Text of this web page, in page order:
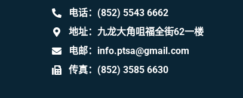
电话：(852) 5543 6662
地址：九龙大角咀福全街62一楼
电邮：info.ptsa@gmail.com
传真：(852) 3585 6630